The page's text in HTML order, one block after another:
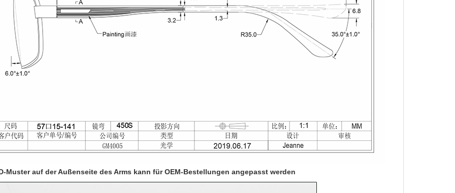
Muster auf der Außenseite des Arms kann für OEM-Bestellungen angepasst werden